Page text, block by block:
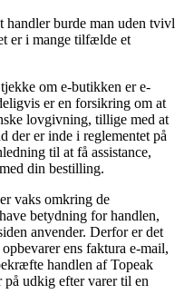
handler burde man uden tvivl
er i mange tilfælde et
om e-butikken er e-
er en forsikring om at
lovgivning, tillige med at
der er inde i reglementet på
til at få assistance,
din bestilling.
vaks omkring de
betydning for handlen,
anvender. Derfor er det
ens faktura e-mail,
handlen af Topeak
udkig efter varer til en